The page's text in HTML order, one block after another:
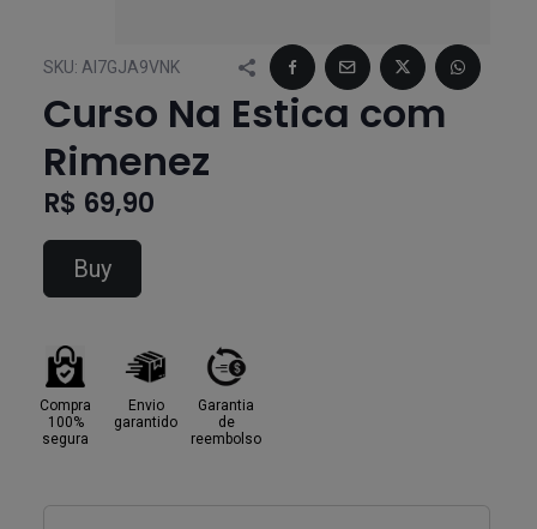
SKU: AI7GJA9VNK
Curso Na Estica com
Rimenez
R$ 69,90
Buy
Compra
100%
segura
Envio
garantido
Garantia
de
reembolso